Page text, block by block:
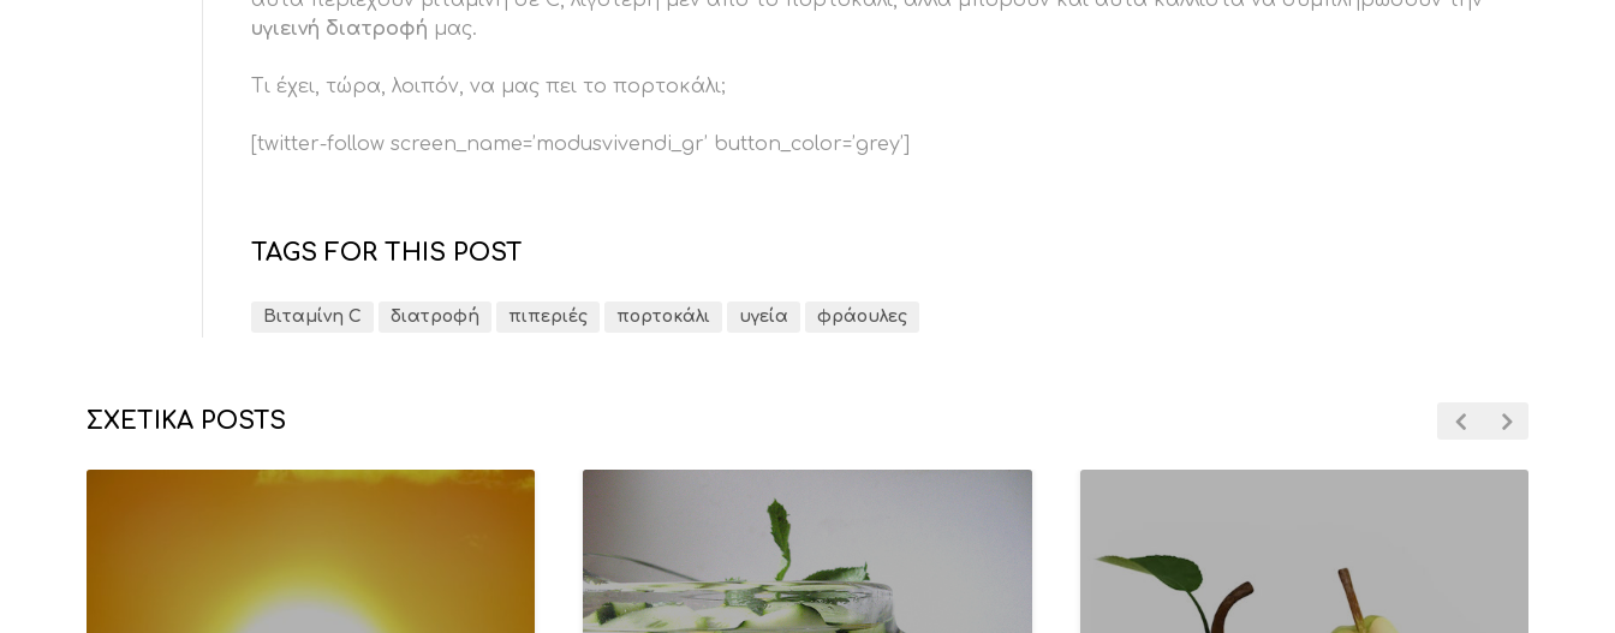
υγιεινή διατροφή μας.
Τι έχει, τώρα, λοιπόν, να μας πει το πορτοκάλι;
[twitter-follow screen_name=’modusvivendi_gr’ button_color=’grey’]
TAGS FOR THIS POST
Βιταμίνη C διατροφή πιπεριές πορτοκάλι υγεία φράουλες
ΣΧΕΤΙΚΑ POSTS